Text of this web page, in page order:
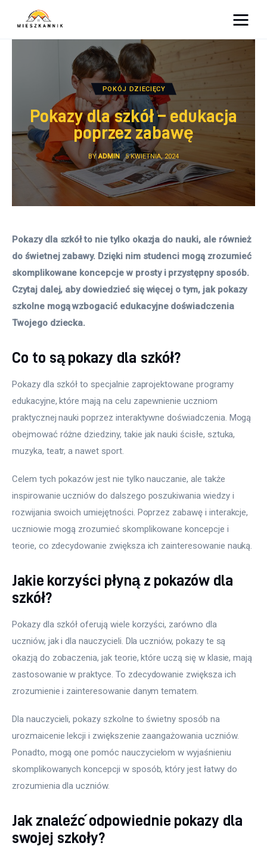
Sypialnia
Łazienka
Kuchnia
Salon
Więcej
POKÓJ DZIECIĘCY
Pokazy dla szkół – edukacja
poprzez zabawę
BY ADMIN 5 KWIETNIA, 2024
Pokazy dla szkół to nie tylko okazja do nauki, ale również
do świetnej zabawy. Dzięki nim studenci mogą zrozumieć
skomplikowane koncepcje w prosty i przystępny sposób.
Czytaj dalej, aby dowiedzieć się więcej o tym, jak pokazy
szkolne mogą wzbogacić edukacyjne doświadczenia
Twojego dziecka.
Co to są pokazy dla szkół?
Pokazy dla szkół to specjalnie zaprojektowane programy
edukacyjne, które mają na celu zapewnienie uczniom
praktycznej nauki poprzez interaktywne doświadczenia. Mogą
obejmować różne dziedziny, takie jak nauki ścisłe, sztuka,
muzyka, teatr, a nawet sport.
Celem tych pokazów jest nie tylko nauczanie, ale także
inspirowanie uczniów do dalszego poszukiwania wiedzy i
rozwijania swoich umiejętności. Poprzez zabawę i interakcje,
uczniowie mogą zrozumieć skomplikowane koncepcje i
teorie, co zdecydowanie zwiększa ich zainteresowanie nauką.
Jakie korzyści płyną z pokazów dla
szkół?
Pokazy dla szkół oferują wiele korzyści, zarówno dla
uczniów, jak i dla nauczycieli. Dla uczniów, pokazy te są
okazją do zobaczenia, jak teorie, które uczą się w klasie, mają
zastosowanie w praktyce. To zdecydowanie zwiększa ich
zrozumienie i zainteresowanie danym tematem.
Dla nauczycieli, pokazy szkolne to świetny sposób na
urozmaicenie lekcji i zwiększenie zaangażowania uczniów.
Ponadto, mogą one pomóc nauczycielom w wyjaśnieniu
skomplikowanych koncepcji w sposób, który jest łatwy do
zrozumienia dla uczniów.
Jak znaleźć odpowiednie pokazy dla
swojej szkoły?